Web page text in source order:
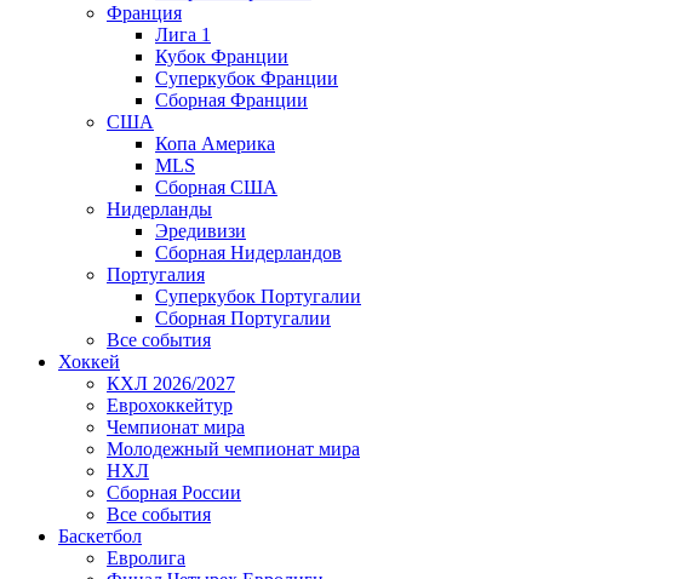
Франция
Лига 1
Кубок Франции
Суперкубок Франции
Сборная Франции
США
Копа Америка
MLS
Сборная США
Нидерланды
Эредивизи
Сборная Нидерландов
Португалия
Суперкубок Португалии
Сборная Португалии
Все события
Хоккей
КХЛ 2026/2027
Еврохоккейтур
Чемпионат мира
Молодежный чемпионат мира
НХЛ
Сборная России
Все события
Баскетбол
Евролига